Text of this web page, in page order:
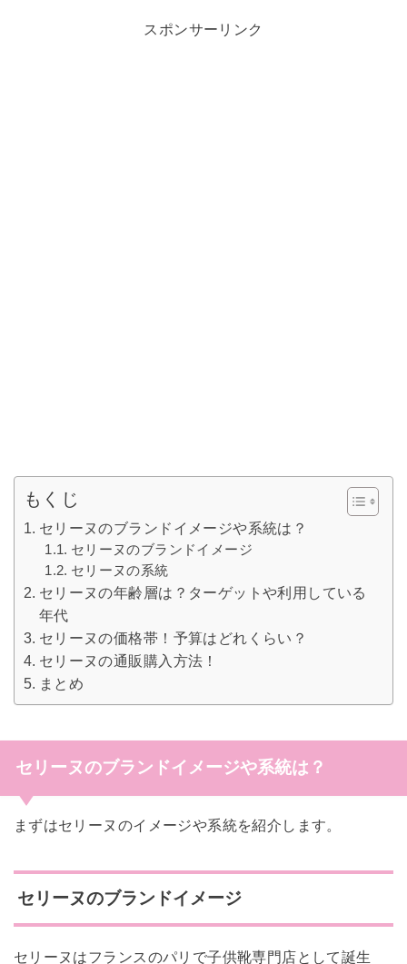
スポンサーリンク
もくじ
セリーヌのブランドイメージや系統は？
セリーヌのブランドイメージ
セリーヌの系統
セリーヌの年齢層は？ターゲットや利用している
年代
セリーヌの価格帯！予算はどれくらい？
セリーヌの通販購入方法！
まとめ
セリーヌのブランドイメージや系統は？
まずはセリーヌのイメージや系統を紹介します。
セリーヌのブランドイメージ
セリーヌはフランスのパリで子供靴専門店として誕生